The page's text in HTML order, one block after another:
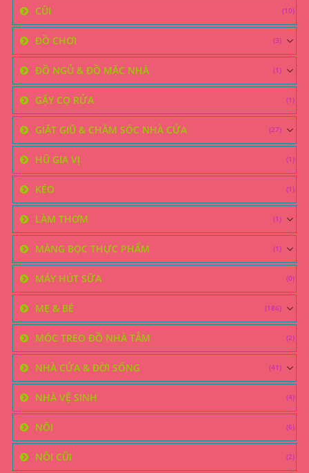
CŨI (10)
ĐỒ CHƠI (3)
ĐỒ NGỦ & ĐỒ MẶC NHÀ (1)
GẬY CỌ RỬA (1)
GIẶT GIŨ & CHĂM SÓC NHÀ CỬA (27)
HŨ GIA VỊ (1)
KÉO (1)
LÀM THƠM (1)
MÀNG BỌC THỰC PHẨM (1)
MÁY HÚT SỮA (0)
MẸ & BÉ (186)
MÓC TREO ĐỒ NHÀ TẮM (2)
NHÀ CỬA & ĐỜI SỐNG (41)
NHÀ VỆ SINH (4)
NÔI (6)
NÔI CŨI (2)